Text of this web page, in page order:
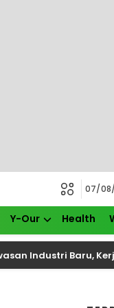
07/
Y-Our Health
Baru, Kerja Sama